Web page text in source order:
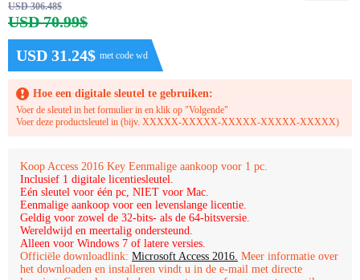
USD 306.48$
USD 70.99$
USD 31.24$ met code wd
Hoe een digitale sleutel te gebruiken:
Voer de sleutel in het formulier in en klik op "Volgende"
Voer deze productsleutel in (bijv. XXXXX-XXXXX-XXXXX-XXXXX-XXXXX)
Koop Access 2016 Key Eenmalige aankoop voor 1 pc.
Inclusief 1 digitale licentiesleutel.
Eén sleutel voor één pc, NIET voor Mac.
Eenmalige aankoop voor een levenslange licentie.
Geldig voor zowel de 32-bits- als de 64-bitsversie.
Wereldwijd en meertalig ondersteund.
Alleen voor Windows 7 of latere versies.
Officiële downloadlink: Microsoft Access 2016. Meer informatie over
het downloaden en installeren vindt u in de e-mail met directe